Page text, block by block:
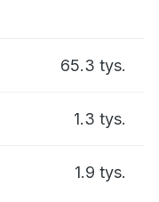
65.3 tys.
1.3 tys.
1.9 tys.